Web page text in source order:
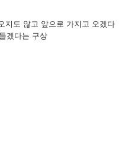
지도 않고 앞으로 가지고 오겠다
겠다는 구상